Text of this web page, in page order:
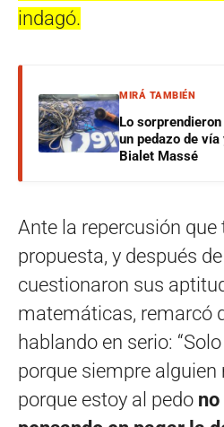
indagó.
MIRÁ TAMBIÉN
Lo
un pedazo de
Bialet Massé
Ante la repercusión que
propuesta, y después
cuestionaron sus
matemáticas, remarcó
hablando en serio:
porque siempre alguien
porque estoy al pedo